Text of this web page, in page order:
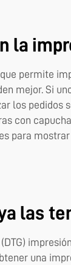
la
permite
mejor. Si
los
con
para
las
impresión
una